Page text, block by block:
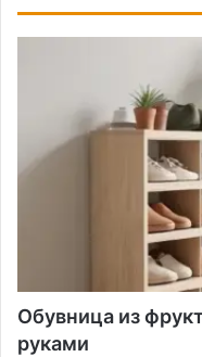
Обувница из
руками